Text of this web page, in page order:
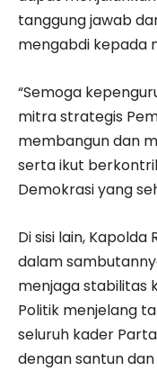
tanggung jawab
mengabdi kepada
“Semoga
mitra strategis
membangun dan
serta ikut
Demokrasi yang
Di sisi lain, Kapolda
dalam
menjaga stabilitas
Politik menjelang
seluruh kader
dengan santun